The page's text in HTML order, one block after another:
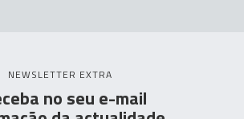
NEWSLETTER EXTRA
no seu e-mail